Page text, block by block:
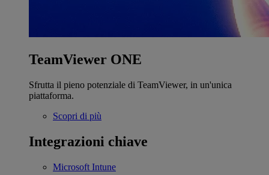
TeamViewer ONE
Sfrutta il pieno potenziale di TeamViewer, in un'unica
piattaforma.
Scopri di più
Integrazioni chiave
Microsoft Intune